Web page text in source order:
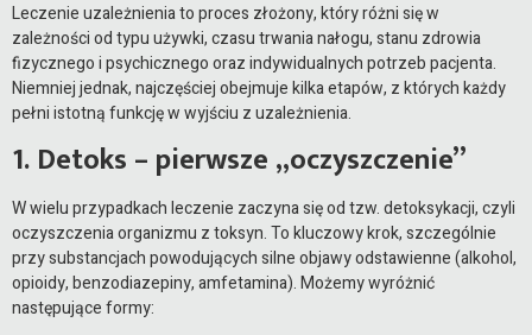
Leczenie uzależnienia to proces złożony, który różni się w
zależności od typu używki, czasu trwania nałogu, stanu zdrowia
fizycznego i psychicznego oraz indywidualnych potrzeb pacjenta.
Niemniej jednak, najczęściej obejmuje kilka etapów, z których każdy
pełni istotną funkcję w wyjściu z uzależnienia.
1. Detoks – pierwsze „oczyszczenie”
W wielu przypadkach leczenie zaczyna się od tzw. detoksykacji, czyli
oczyszczenia organizmu z toksyn. To kluczowy krok, szczególnie
przy substancjach powodujących silne objawy odstawienne (alkohol,
opioidy, benzodiazepiny, amfetamina). Możemy wyróżnić
następujące formy: